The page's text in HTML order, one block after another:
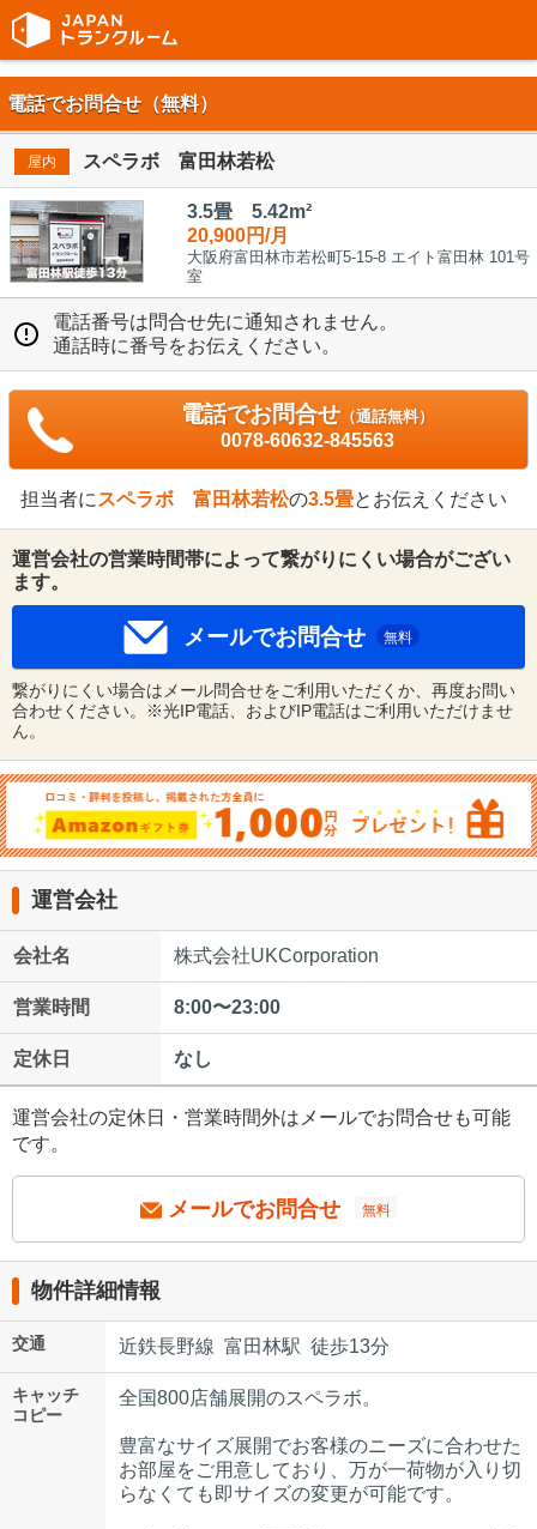
電話でお問合せ（無料）
屋内 スペラボ 富田林若松
3.5畳 5.42m²
20,900円/月
大阪府富田林市若松町5-15-8 エイト富田林 101号
室
電話番号は問合せ先に通知されません。
通話時に番号をお伝えください。
電話でお問合せ （通話無料）
0078-60632-845563
担当者に スペラボ 富田林若松の3.5畳とお伝えください
運営会社の営業時間帯によって繋がりにくい場合がござい
ます。
メールでお問合せ 無料
繋がりにくい場合はメール問合せをご利用いただくか、再度お問い
合わせください。※光IP電話、およびIP電話はご利用いただけませ
ん。
運営会社
会社名 株式会社UKCorporation
営業時間 8:00〜23:00
定休日 なし
運営会社の定休日・営業時間外はメールでお問合せも可能
です。
メールでお問合せ 無料
物件詳細情報
交通 近鉄長野線 富田林駅 徒歩13分
キャッチ
コピー
全国800店舗展開のスペラボ。
豊富なサイズ展開でお客様のニーズに合わせた
お部屋をご用意しており、万が一荷物が入り切
らなくても即サイズの変更が可能です。